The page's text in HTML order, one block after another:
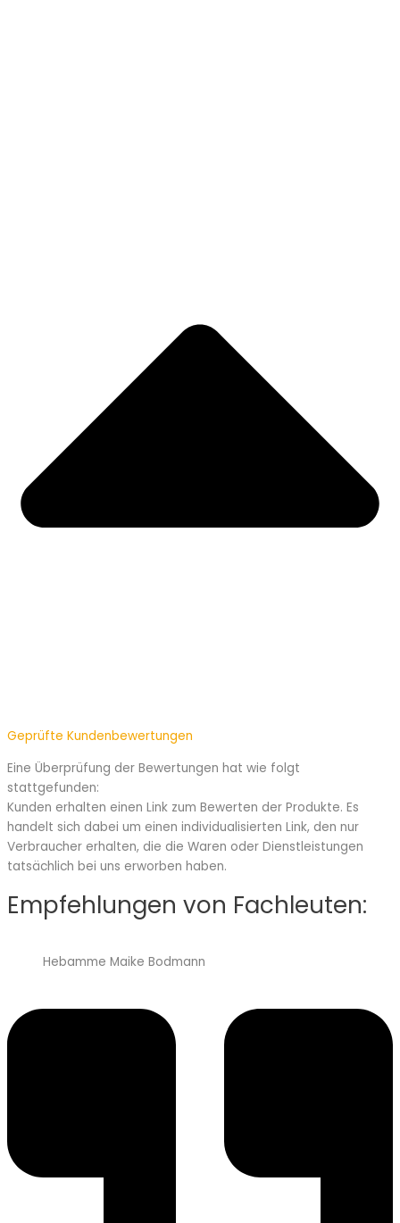
Geprüfte Kundenbewertungen
Eine Überprüfung der Bewertungen hat wie folgt
stattgefunden:
Kunden erhalten einen Link zum Bewerten der Produkte. Es
handelt sich dabei um einen individualisierten Link, den nur
Verbraucher erhalten, die die Waren oder Dienstleistungen
tatsächlich bei uns erworben haben.
Empfehlungen von Fachleuten:
Hebamme Maike Bodmann